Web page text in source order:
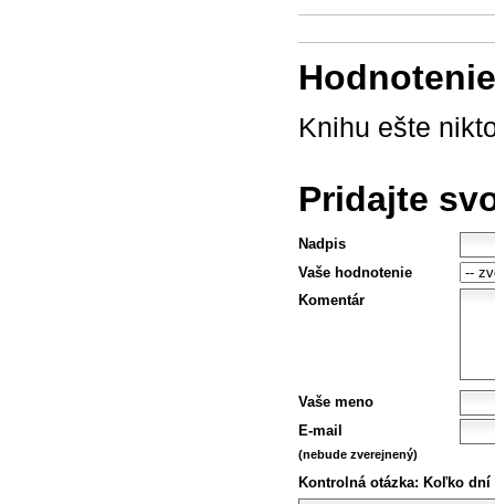
Knihu ešte
Pridajte
Nadpis
Vaše hodnotenie
Komentár
Vaše meno
E-mail
(nebude zverejnený)
Kontrolná otázka: Koľko dní